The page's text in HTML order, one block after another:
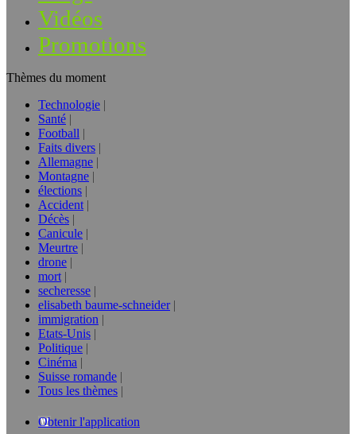
Vidéos
Promotions
Thèmes du moment
Technologie
Santé
Football
Faits divers
Allemagne
Montagne
élections
Accident
Décès
Canicule
Meurtre
drone
mort
secheresse
elisabeth baume-schneider
immigration
Etats-Unis
Politique
Cinéma
Suisse romande
Tous les thèmes
Obtenir l'application